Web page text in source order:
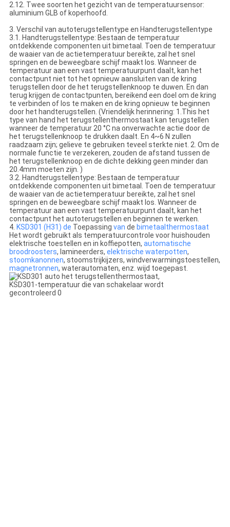
2.12. Twee soorten het gezicht van de temperatuursensor:
aluminium GLB of koperhoofd.
3. Verschil van autoterugstellentype en Handterugstellentype
3.1. Handterugstellentype: Bestaan de temperatuur
ontdekkende componenten uit bimetaal. Toen de temperatuur
de waaier van de actietemperatuur bereikte, zal het snel
springen en de beweegbare schijf maakt los. Wanneer de
temperatuur aan een vast temperatuurpunt daalt, kan het
contactpunt niet tot het opnieuw aansluiten van de kring
terugstellen door de het terugstellenknoop te duwen. En dan
terug krijgen de contactpunten, bereikend een doel om de kring
te verbinden of los te maken en de kring opnieuw te beginnen
door het handterugstellen. (Vriendelijk herinnering: 1.This het
type van hand het terugstellenthermostaat kan terugstellen
wanneer de temperatuur 20 °C na onverwachte actie door de
het terugstellenknoop te drukken daalt. En 4~6 N zullen
raadzaam zijn; gelieve te gebruiken teveel sterkte niet. 2. Om de
normale functie te verzekeren, zouden de afstand tussen de
het terugstellenknoop en de dichte dekking geen minder dan
20.4mm moeten zijn. )
3.2. Handterugstellentype: Bestaan de temperatuur
ontdekkende componenten uit bimetaal. Toen de temperatuur
de waaier van de actietemperatuur bereikte, zal het snel
springen en de beweegbare schijf maakt los. Wanneer de
temperatuur aan een vast temperatuurpunt daalt, kan het
contactpunt het autoterugstellen en beginnen te werken.
4. KSD301 (H31) de Toepassing van de bimetaalthermostaat
Het wordt gebruikt als temperatuurcontrole voor huishouden
elektrische toestellen en in koffiepotten, automatische
broodroosters, lamineerders, elektrische waterpotten,
stoomkanonnen, stoomstrijkijzers, windverwarmingstoestellen,
magnetronnen, waterautomaten, enz. wijd toegepast.